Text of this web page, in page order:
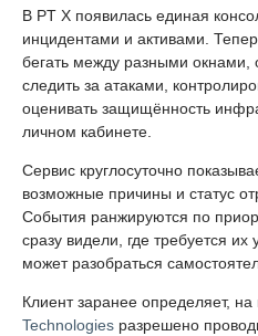
В PT X появилась единая
инцидентами и активами.
бегать между разными окнами,
следить за атаками,
оценивать защищённость
личном кабинете.
Сервис круглосуточно
возможные причины и статус
События ранжируются по
сразу видели, где требуется
может разобраться
Клиент заранее определяет, на
Technologies разрешено